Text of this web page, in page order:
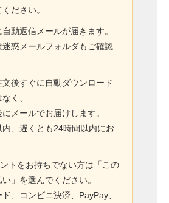
ださい。
動返信メールが届きます。
迷惑メールフォルダもご確認
後すぐに自動ダウンロード
く、
メールでお届けします。
、遅くとも24時間以内にお
トをお持ちでない方は「この
」を選んでください。
、コンビニ決済、PayPay、